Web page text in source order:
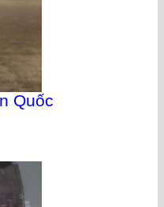
Quốc